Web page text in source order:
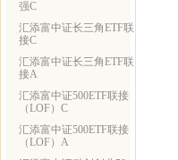
强C
汇添富中证长三角ETF联
接C
汇添富中证长三角ETF联
接A
汇添富中证500ETF联接
（LOF）C
汇添富中证500ETF联接
（LOF）A